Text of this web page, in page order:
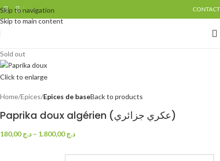
Skip to navigation
Skip to main content
CONTACT
Sold out
Click to enlarge
Home Epices Epices de baseBack to products
Paprika doux algérien (عكري جزائري)
د.ج180,00 – د.ج1.800,00